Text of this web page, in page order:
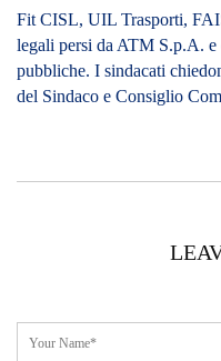
Fit CISL, UIL Trasporti,
legali persi da ATM S.p.A. e
pubbliche. I sindacati
del Sindaco e Consiglio